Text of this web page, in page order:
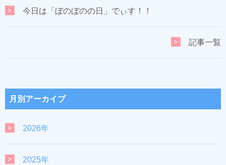
今日は「ぼのぼのの日」でぃす！！
記事一覧
月別アーカイブ
2026年
2025年